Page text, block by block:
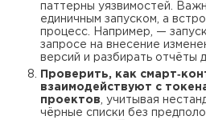
паттерны уязвимостей.
единичным запуском, а
процесс. Например, —
запросе на внесение
версий и разбирать отчёты
Проверить, как
взаимодействуют с
проектов, учитывая
чёрные списки без